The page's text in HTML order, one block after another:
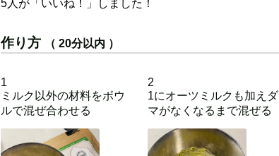
5人 が「いいね！」しました！
作り方 （ 20分以内 ）
1
ミルク以外の材料をボウ
ルで混ぜ合わせる
2
1にオーツミルクも加えダ
マがなくなるまで混ぜる